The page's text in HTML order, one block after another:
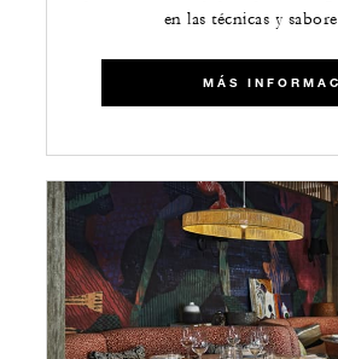
en las técnicas y
MÁS